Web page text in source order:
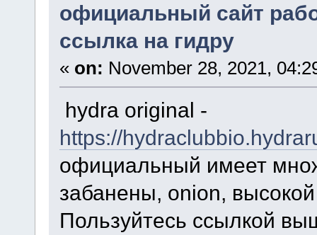
официальный сайт
ссылка на гидру
« on: November 28, 2021,
hydra original -
https://
официальный имеет
забанены, onion,
Пользуйтесь ссылкой